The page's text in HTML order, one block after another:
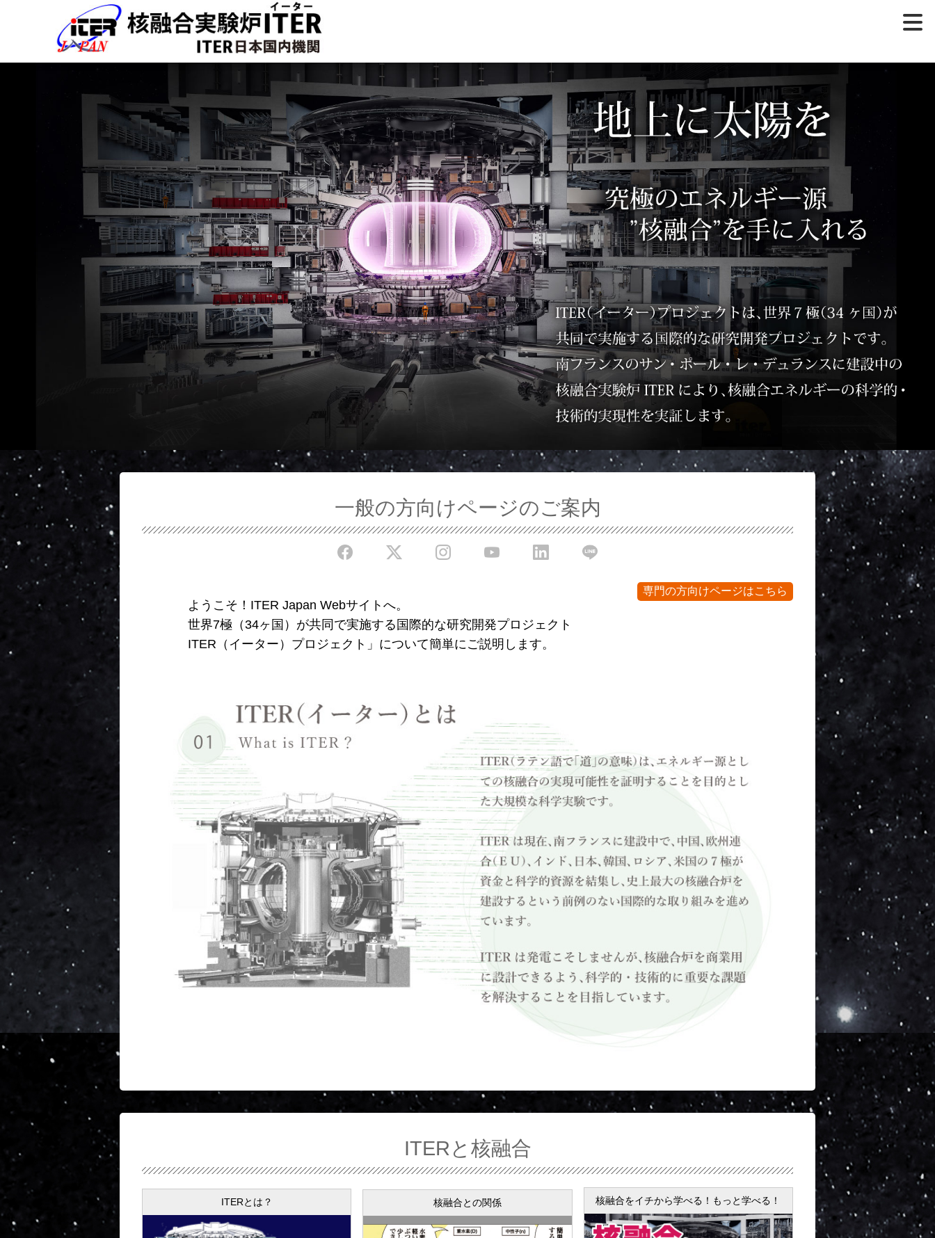
一般の方向けページのご案内
専門の方向けページはこちら
ようこそ！ITER Japan Webサイトへ。
世界7極（34ヶ国）が共同で実施する国際的な研究開発プロジェクト
ITER（イーター）プロジェクト」について簡単にご説明します。
ITERと核融合
ITERとは？ 核融合との関係 核融合をイチから学べる！もっと学べる！